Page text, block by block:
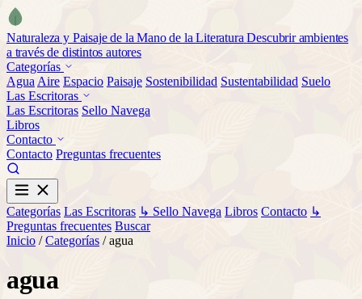
Naturaleza y Paisaje de la Mano de la Literatura Descubrir ambientes
a través de distintos autores
Categorías
Agua Aire Espacio Paisaje Sostenibilidad Sustentabilidad Suelo
Las Escritoras
Las Escritoras Sello Navega
Libros
Contacto
Contacto Preguntas frecuentes
Categorías Las Escritoras ↳ Sello Navega Libros Contacto ↳
Preguntas frecuentes Buscar
Inicio / Categorías / agua
agua